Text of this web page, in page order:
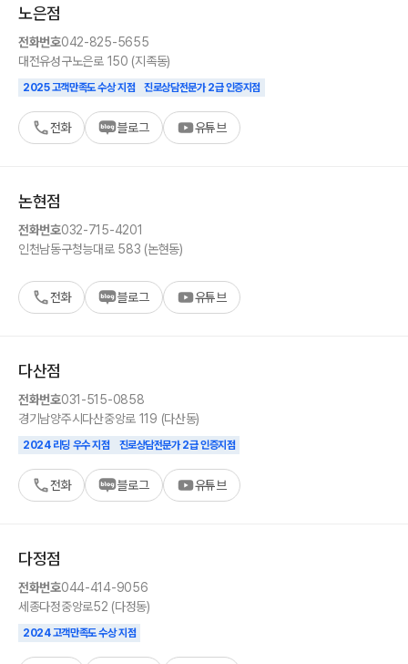
노은점
전화번호042-825-5655
대전유성구노은로 150 (지족동)
2025 고객만족도 수상 지점 진로상담전문가 2급 인증지점
전화 블로그 유튜브
논현점
전화번호032-715-4201
인천남동구청능대로 583 (논현동)
전화 블로그 유튜브
다산점
전화번호031-515-0858
경기 남양주시다산중앙로 119 (다산동)
2024 리딩 우수 지점 진로상담전문가 2급 인증지점
전화 블로그 유튜브
다정점
전화번호044-414-9056
세종다정중앙로52 (다정동)
2024 고객만족도 수상 지점